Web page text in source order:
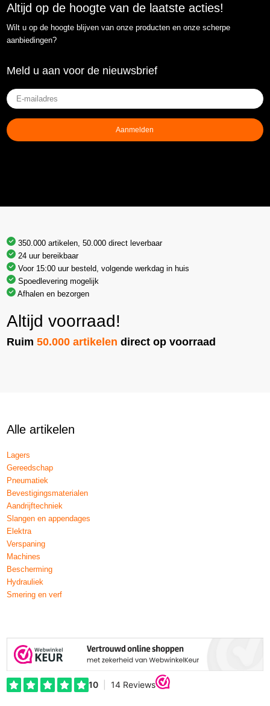
Altijd op de hoogte van de laatste acties!
Wilt u op de hoogte blijven van onze producten en onze scherpe
aanbiedingen?
Meld u aan voor de nieuwsbrief
E-
mailadres(Vereist)
Aanmelden
350.000 artikelen, 50.000 direct leverbaar
24 uur bereikbaar
Voor 15:00 uur besteld, volgende werkdag in huis
Spoedlevering mogelijk
Afhalen en bezorgen
Altijd voorraad!
Ruim50.000 artikelen direct op voorraad
Alle artikelen
Lagers
Gereedschap
Pneumatiek
Bevestigingsmaterialen
Aandrijftechniek
Slangen en appendages
Elektra
Verspaning
Machines
Bescherming
Hydrauliek
Smering en verf